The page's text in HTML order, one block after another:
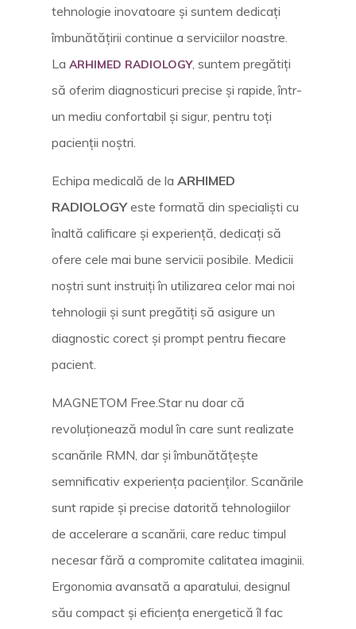
tehnologie inovatoare și suntem dedicați
îmbunătățirii continue a serviciilor noastre.
La ARHIMED RADIOLOGY, suntem pregătiți
să oferim diagnosticuri precise și rapide, într-
un mediu confortabil și sigur, pentru toți
pacienții noștri.
Echipa medicală de la ARHIMED
RADIOLOGYeste formată din specialiști cu
înaltă calificare și experiență, dedicați să
ofere cele mai bune servicii posibile. Medicii
noștri sunt instruiți în utilizarea celor mai noi
tehnologii și sunt pregătiți să asigure un
diagnostic corect și prompt pentru fiecare
pacient.
MAGNETOM Free.Star nu doar că
revoluționează modul în care sunt realizate
scanările RMN, dar și îmbunătățește
semnificativ experiența pacienților. Scanările
sunt rapide și precise datorită tehnologiilor
de accelerare a scanării, care reduc timpul
necesar fără a compromite calitatea imaginii.
Ergonomia avansată a aparatului, designul
său compact și eficiența energetică îl fac